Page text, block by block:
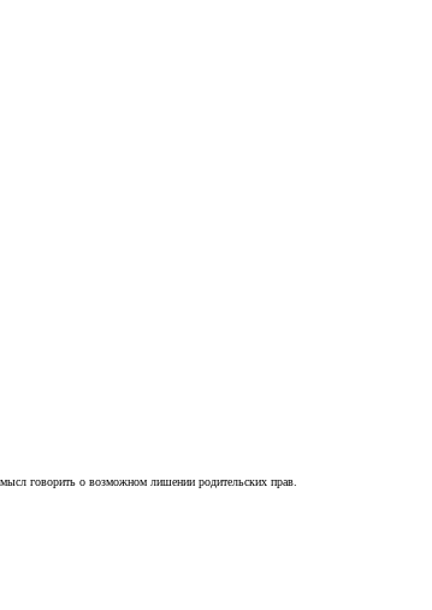
говорить о возможном лишении родительских прав.